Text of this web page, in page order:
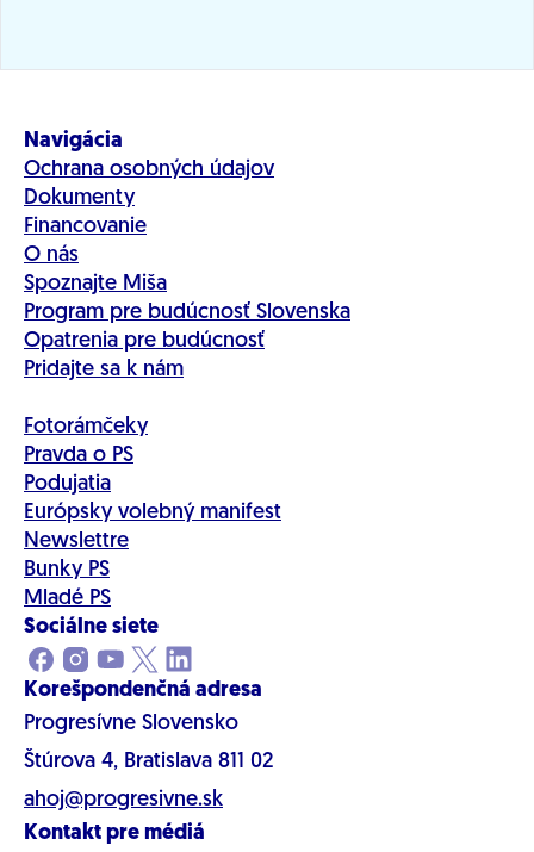
Navigácia
Ochrana osobných údajov
Dokumenty
Financovanie
O nás
Spoznajte Miša
Program pre budúcnosť Slovenska
Opatrenia pre budúcnosť
Pridajte sa k nám
Fotorámčeky
Pravda o PS
Podujatia
Európsky volebný manifest
Newslettre
Bunky PS
Mladé PS
Sociálne siete
Korešpondenčná adresa
Progresívne Slovensko
Štúrova 4, Bratislava 811 02
ahoj@progresivne.sk
Kontakt pre médiá